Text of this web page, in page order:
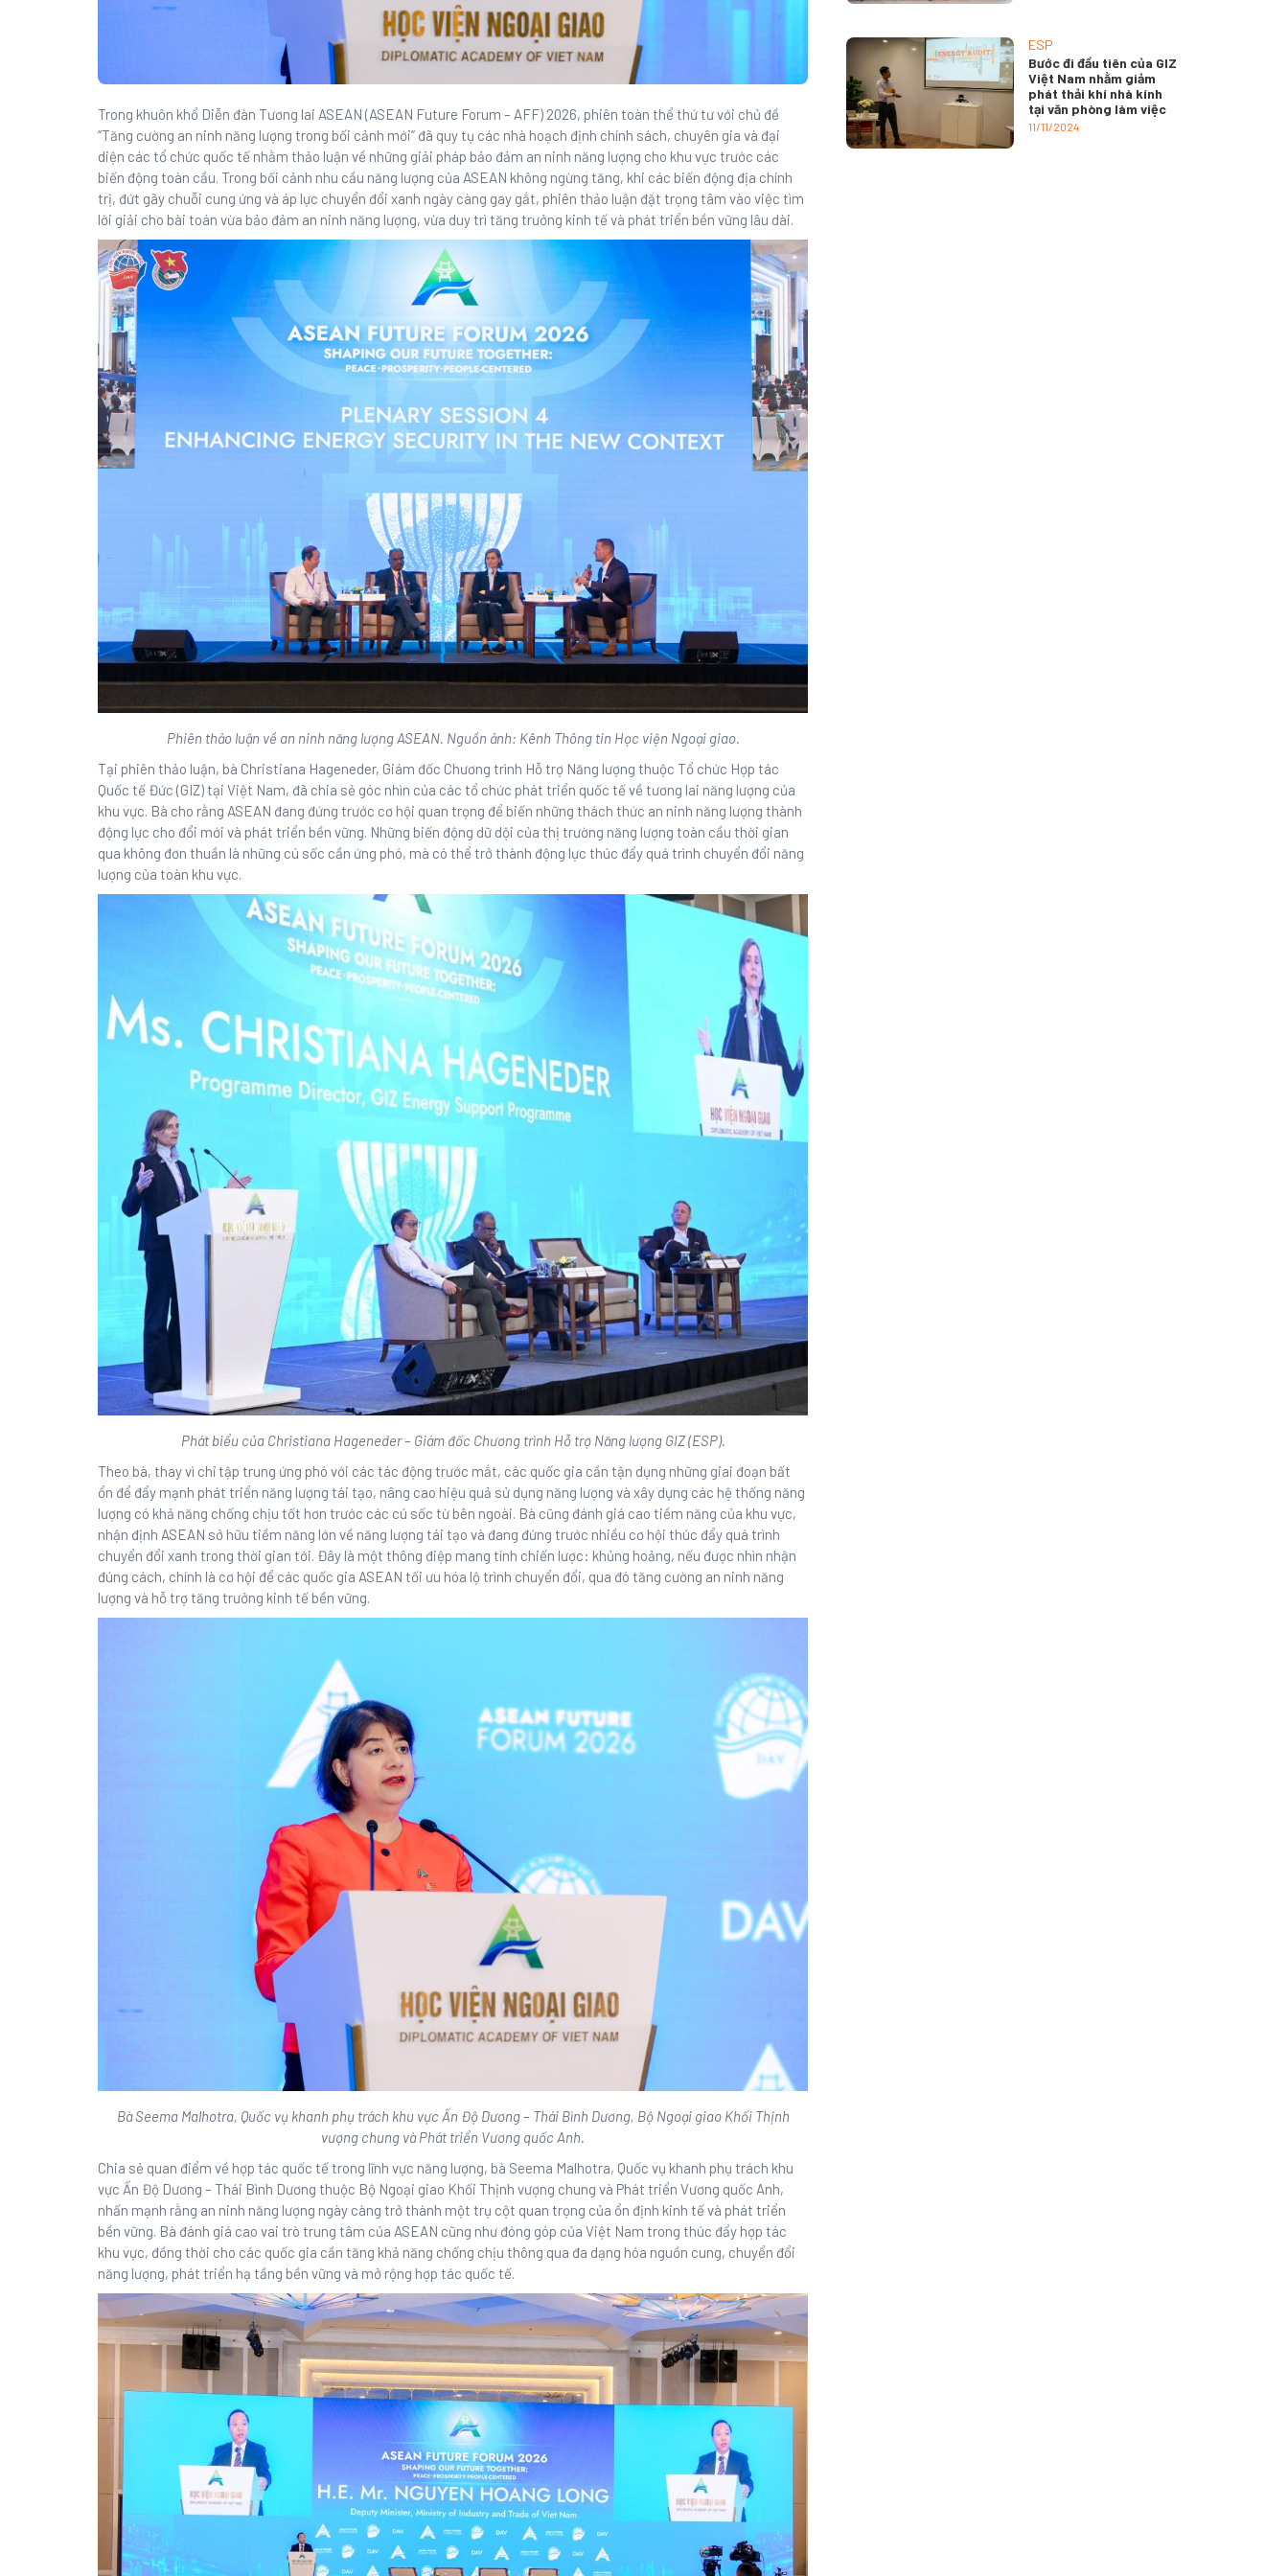
Trong khuôn khổ Diễn đàn Tương lai ASEAN (ASEAN Future Forum – AFF) 2026, phiên toàn thể thứ tư với chủ đề
“Tăng cường an ninh năng lượng trong bối cảnh mới” đã quy tụ các nhà hoạch định chính sách, chuyên gia và đại
diện các tổ chức quốc tế nhằm thảo luận về những giải pháp bảo đảm an ninh năng lượng cho khu vực trước các
biến động toàn cầu. Trong bối cảnh nhu cầu năng lượng của ASEAN không ngừng tăng, khi các biến động địa chính
trị, đứt gãy chuỗi cung ứng và áp lực chuyển đổi xanh ngày càng gay gắt, phiên thảo luận đặt trọng tâm vào việc tìm
lời giải cho bài toán vừa bảo đảm an ninh năng lượng, vừa duy trì tăng trưởng kinh tế và phát triển bền vững lâu dài.
Phiên thảo luận về an ninh năng lượng ASEAN. Nguồn ảnh: Kênh Thông tin Học viện Ngoại giao.
Tại phiên thảo luận, bà Christiana Hageneder, Giám đốc Chương trình Hỗ trợ Năng lượng thuộc Tổ chức Hợp tác
Quốc tế Đức (GIZ) tại Việt Nam, đã chia sẻ góc nhìn của các tổ chức phát triển quốc tế về tương lai năng lượng của
khu vực. Bà cho rằng ASEAN đang đứng trước cơ hội quan trọng để biến những thách thức an ninh năng lượng thành
động lực cho đổi mới và phát triển bền vững. Những biến động dữ dội của thị trường năng lượng toàn cầu thời gian
qua không đơn thuần là những cú sốc cần ứng phó, mà có thể trở thành động lực thúc đẩy quá trình chuyển đổi năng
lượng của toàn khu vực.
Phát biểu của Christiana Hageneder – Giám đốc Chương trình Hỗ trợ Năng lượng GIZ (ESP).
Theo bà, thay vì chỉ tập trung ứng phó với các tác động trước mắt, các quốc gia cần tận dụng những giai đoạn bất
ổn để đẩy mạnh phát triển năng lượng tái tạo, nâng cao hiệu quả sử dụng năng lượng và xây dựng các hệ thống năng
lượng có khả năng chống chịu tốt hơn trước các cú sốc từ bên ngoài. Bà cũng đánh giá cao tiềm năng của khu vực,
nhận định ASEAN sở hữu tiềm năng lớn về năng lượng tái tạo và đang đứng trước nhiều cơ hội thúc đẩy quá trình
chuyển đổi xanh trong thời gian tới. Đây là một thông điệp mang tính chiến lược: khủng hoảng, nếu được nhìn nhận
đúng cách, chính là cơ hội để các quốc gia ASEAN tối ưu hóa lộ trình chuyển đổi, qua đó tăng cường an ninh năng
lượng và hỗ trợ tăng trưởng kinh tế bền vững.
Bà Seema Malhotra, Quốc vụ khanh phụ trách khu vực Ấn Độ Dương – Thái Bình Dương, Bộ Ngoại giao Khối Thịnh
vượng chung và Phát triển Vương quốc Anh.
Chia sẻ quan điểm về hợp tác quốc tế trong lĩnh vực năng lượng, bà Seema Malhotra, Quốc vụ khanh phụ trách khu
vực Ấn Độ Dương – Thái Bình Dương thuộc Bộ Ngoại giao Khối Thịnh vượng chung và Phát triển Vương quốc Anh,
nhấn mạnh rằng an ninh năng lượng ngày càng trở thành một trụ cột quan trọng của ổn định kinh tế và phát triển
bền vững. Bà đánh giá cao vai trò trung tâm của ASEAN cũng như đóng góp của Việt Nam trong thúc đẩy hợp tác
khu vực, đồng thời cho các quốc gia cần tăng khả năng chống chịu thông qua đa dạng hóa nguồn cung, chuyển đổi
năng lượng, phát triển hạ tầng bền vững và mở rộng hợp tác quốc tế.
ESP
Bước đi đầu tiên của GIZ
Việt Nam nhằm giảm
phát thải khí nhà kính
tại văn phòng làm việc
11/11/2024